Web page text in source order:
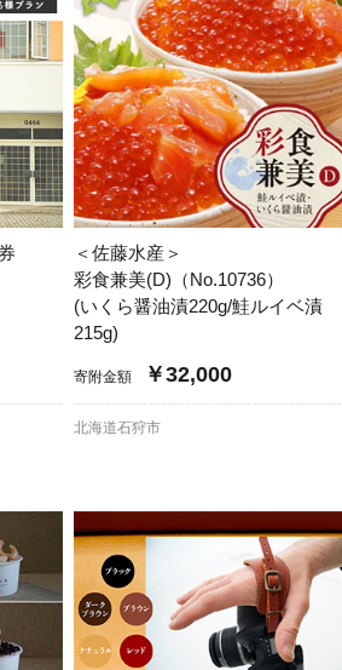
ファッション
岐阜県 関市 山県市
三重県 多気町 南伊勢町
石川県 津幡町
越前町
近江八幡市 高島市
亀岡市 京都市
加西市 神戸市
宍粟市
新温泉町
＜佐藤水産＞
彩食兼美(D)（No.10736）
(いくら醤油漬220g/鮭ルイベ漬
215g)
寄附金額 ￥32,000
北海道石狩市